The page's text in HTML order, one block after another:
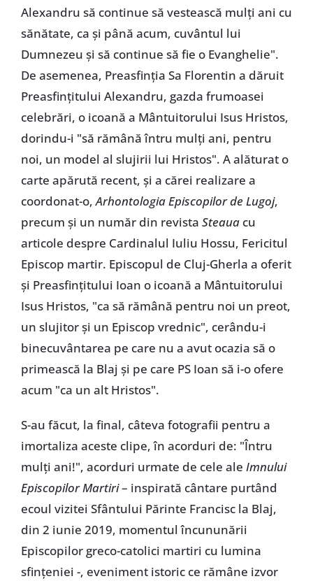
Alexandru să continue să vestească mulți ani cu
sănătate, ca și până acum, cuvântul lui
Dumnezeu și să continue să fie o Evanghelie".
De asemenea, Preasfinția Sa Florentin a dăruit
Preasfințitului Alexandru, gazda frumoasei
celebrări, o icoană a Mântuitorului Isus Hristos,
dorindu-i "să rămână întru mulți ani, pentru
noi, un model al slujirii lui Hristos". A alăturat o
carte apărută recent, și a cărei realizare a
coordonat-o,Arhontologia Episcopilor de Lugoj,
precum și un număr din revista Steauacu
articole despre Cardinalul Iuliu Hossu, Fericitul
Episcop martir. Episcopul de Cluj-Gherla a oferit
și Preasfințitului Ioan o icoană a Mântuitorului
Isus Hristos, "ca să rămână pentru noi un preot,
un slujitor și un Episcop vrednic", cerându-i
binecuvântarea pe care nu a avut ocazia să o
primească la Blaj și pe care PS Ioan să i-o ofere
acum "ca un alt Hristos".
S-au făcut, la final, câteva fotografii pentru a
imortaliza aceste clipe, în acorduri de: "Întru
mulți ani!", acorduri urmate de cele ale Imnului
Episcopilor Martiri– inspirată cântare purtând
ecoul vizitei Sfântului Părinte Francisc la Blaj,
din 2 iunie 2019, momentul încununării
Episcopilor greco-catolici martiri cu lumina
sfințeniei -, eveniment istoric ce rămâne izvor